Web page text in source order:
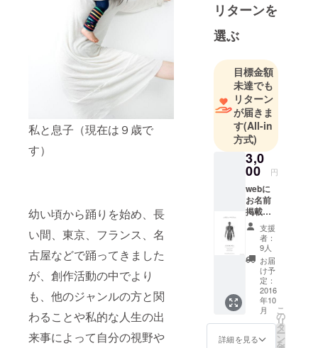
私と息子（現在は９歳で
す）
幼い頃から踊りを始め、長
い間、東京、フランス、名
古屋などで踊ってきました
が、創作活動の中でより
も、他のジャンルの方と関
わることや私的な人生の出
来事によって自分の視野や
り、バレ
エ・モダン
ダンスを始
める。 その
後、ＦＭ愛
知、
bayfm(ＦＭ
横浜)、中京
テレビ、ス
ペースシャ
ワーＴＶな
どの番組制
作やパーソ
ナリティを
務めること
により、
アートとエ
ンターテイ
メントを繋
ぐイベント
を多数開
催。
リターンを
選ぶ
目標金額
未達でも
リターン
が届きま
す(All-in
方式)
3,0
00 円
webに
お名前
掲載
（希望
者） 今
回のツ
アーの
特設
ホーム
ページ
にご希
望の名
義でお
名前を
支援
者：
9人
お届
け予
定：
2016
年10
月
詳細を見る
こ
の
リ
タ
ー
ン
を